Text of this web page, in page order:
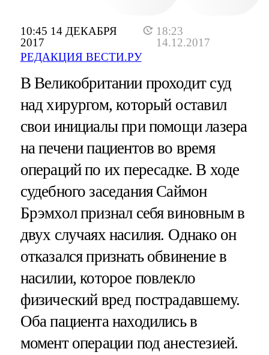
10:45 14 ДЕКАБРЯ
2017
18:23
14.12.2017
РЕДАКЦИЯ ВЕСТИ.РУ
В Великобритании проходит суд
над хирургом, который оставил
свои инициалы при помощи лазера
на печени пациентов во время
операций по их пересадке. В ходе
судебного заседания Саймон
Брэмхол признал себя виновным в
двух случаях насилия. Однако он
отказался признать обвинение в
насилии, которое повлекло
физический вред пострадавшему.
Оба пациента находились в
момент операции под анестезией.